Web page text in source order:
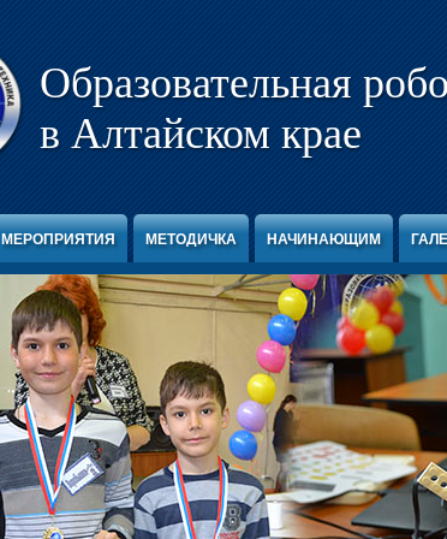
Образовательная
в Алтайском крае
МЕРОПРИЯТИЯ МЕТОДИЧКА НАЧИНАЮЩИМ